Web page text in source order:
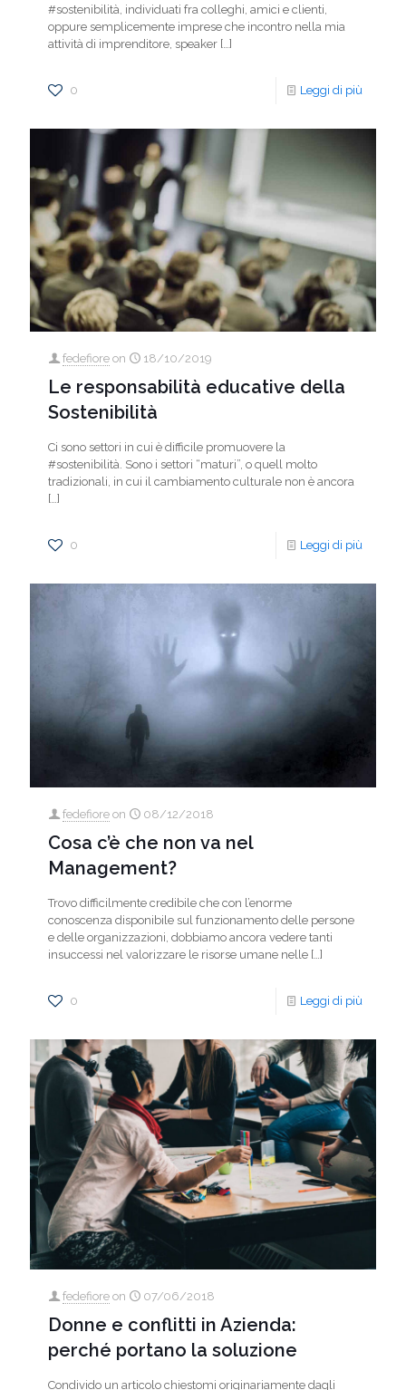
#sostenibilità, individuati fra colleghi, amici e clienti,
oppure semplicemente imprese che incontro nella mia
attività di imprenditore, speaker […]
0 Leggi di più
fedefiore on 18/10/2019
Le responsabilità educative della
Sostenibilità
Ci sono settori in cui è difficile promuovere la
#sostenibilità. Sono i settori “maturi”, o quell molto
tradizionali, in cui il cambiamento culturale non è ancora
[…]
0 Leggi di più
fedefiore on 08/12/2018
Cosa c’è che non va nel
Management?
Trovo difficilmente credibile che con l’enorme
conoscenza disponibile sul funzionamento delle persone
e delle organizzazioni, dobbiamo ancora vedere tanti
insuccessi nel valorizzare le risorse umane nelle […]
0 Leggi di più
fedefiore on 07/06/2018
Donne e conflitti in Azienda:
perché portano la soluzione
Condivido un articolo chiestomi originariamente dagli